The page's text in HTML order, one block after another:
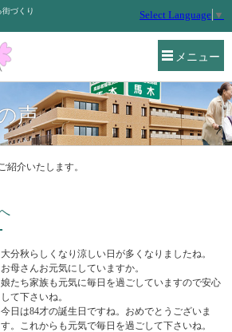
メニュー
づくり Select Language ▼
声
紹介いたします。
大分秋らしくなり涼しい日が多くなりましたね。
お母さんお元気にしていますか。
娘たち家族も元気に毎日を過ごしていますので安心
して下さいね。
今日は84才の誕生日ですね。おめでとうございま
す。これからも元気で毎日を過ごして下さいね。